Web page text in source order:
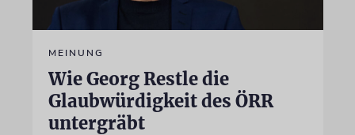
MEINUNG
Wie Georg Restle die
Glaubwürdigkeit des ÖRR
untergräbt